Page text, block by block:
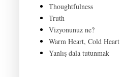
Thoughtfulness
Truth
Vizyonunuz ne?
Warm Heart, Cold Heart
Yanlış dala tutunmak